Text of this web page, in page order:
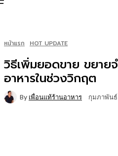
หน้าแรก HOT UPDATE
วิธีเพิ่มยอดขาย ขยาย
อาหารในช่วงวิกฤต
By เพื่อนแท้ร้านอาหาร กุมภาพันธ์